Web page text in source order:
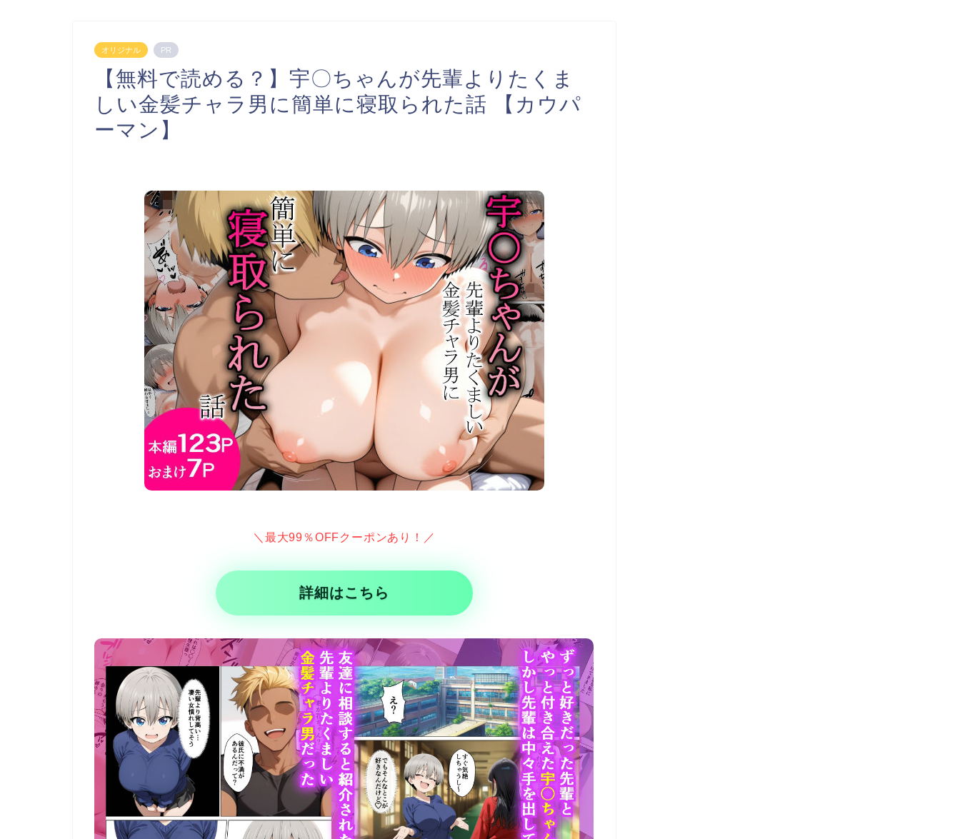
オリジナル PR
【無料で読める？】宇〇ちゃんが先輩よりたくま
しい金髪チャラ男に簡単に寝取られた話 【カウパ
ーマン】
＼最大99％OFFクーポンあり！／
詳細はこちら